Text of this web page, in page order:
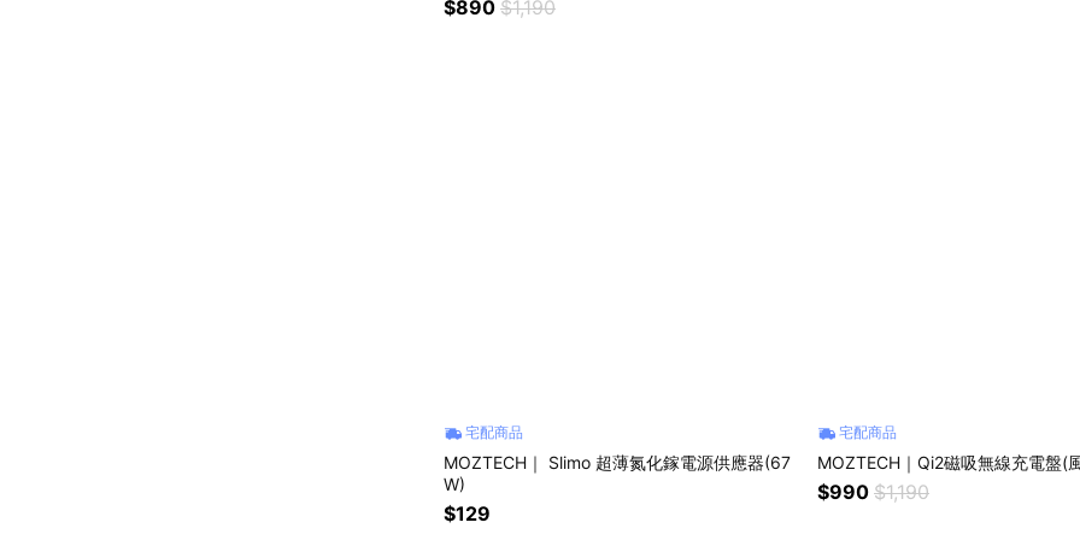
$890 $1,190
宅配商品
MOZTECH｜ Slimo 超薄氮化鎵電源供應器(67
W)
$129
宅配商品
MOZTECH｜Qi2磁吸無線充電盤(
$990 $1,190